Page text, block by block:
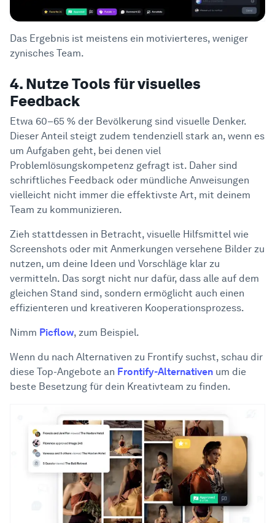
Das Ergebnis ist meistens ein motivierteres, weniger
zynisches Team.
4. Nutze Tools für visuelles
Feedback
Etwa 60–65 % der Bevölkerung sind visuelle Denker.
Dieser Anteil steigt zudem tendenziell stark an, wenn es
um Aufgaben geht, bei denen viel
Problemlösungskompetenz gefragt ist. Daher sind
schriftliches Feedback oder mündliche Anweisungen
vielleicht nicht immer die effektivste Art, mit deinem
Team zu kommunizieren.
Zieh stattdessen in Betracht, visuelle Hilfsmittel wie
Screenshots oder mit Anmerkungen versehene Bilder zu
nutzen, um deine Ideen und Vorschläge klar zu
vermitteln. Das sorgt nicht nur dafür, dass alle auf dem
gleichen Stand sind, sondern ermöglicht auch einen
effizienteren und kreativeren Kooperationsprozess.
Nimm Picflow, zum Beispiel.
Wenn du nach Alternativen zu Frontify suchst, schau dir
diese Top-Angebote an Frontify-Alternativen um die
beste Besetzung für dein Kreativteam zu finden.